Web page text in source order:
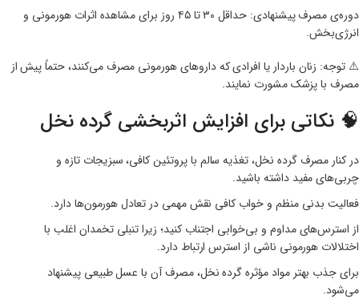
دوره‌ی مصرف پیشنهادی: حداقل ۳۰ تا ۴۵ روز برای مشاهده اثرات هورمونی و
انرژی‌بخش.
⚠️ توجه: زنان باردار یا افرادی که داروهای هورمونی مصرف می‌کنند، حتماً پیش از
مصرف با پزشک مشورت نمایند.
🧠 نکاتی برای افزایش اثربخشی گرده نخل
در کنار مصرف گرده نخل، تغذیه سالم با پروتئین کافی، سبزیجات تازه و
چربی‌های مفید داشته باشید.
فعالیت بدنی منظم و خواب کافی نقش مهمی در تعادل هورمون‌ها دارد.
از استرس‌های مداوم و بی‌خوابی اجتناب کنید؛ زیرا تنبلی تخمدان اغلب با
اختلالات هورمونی ناشی از استرس ارتباط دارد.
برای جذب بهتر مواد مؤثره گرده نخل، مصرف آن با عسل طبیعی پیشنهاد
می‌شود.